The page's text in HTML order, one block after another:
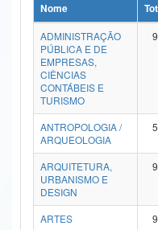
Ministério da Ciência, Tecnologia,
Ministério do Meio Ambiente
Ministério do Turismo
Ministério do Desenvolvimento
Controladoria-Geral da União
Ministério da Mulher, da Família e
Nome
ADMINISTRAÇÃO
PÚBLICA E DE
EMPRESAS,
CIÊNCIAS
CONTÁBEIS E
TURISMO
9
ANTROPOLOGIA /
ARQUEOLOGIA
5
ARQUITETURA,
URBANISMO E
DESIGN
9
ARTES 9